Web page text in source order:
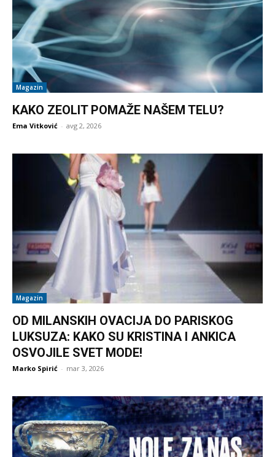
Magazin
KAKO ZEOLIT POMAŽE NAŠEM TELU?
Ema Vitković - avg 2, 2026
Magazin
OD MILANSKIH OVACIJA DO PARISKOG
LUKSUZA: KAKO SU KRISTINA I ANKICA
OSVOJILE SVET MODE!
Marko Spirić - mar 3, 2026